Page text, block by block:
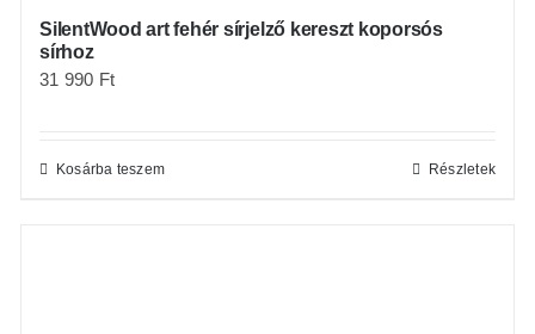
SilentWood art fehér sírjelző kereszt koporsós
sírhoz
31 990 Ft
Kosárba teszem Részletek